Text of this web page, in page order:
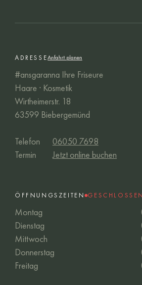
ADRESSEAnfahrt planen
#ansgaranna Ihre Friseure
Haare · Kosmetik
Wirtheimerstr. 18
63599 Biebergemünd
Telefon
06050 7698
Termin
Jetzt online buchen
ÖFFNUNGSZEITEN GESCHLOSSEN
Montag
Dienstag
Mittwoch
Donnerstag
Freitag